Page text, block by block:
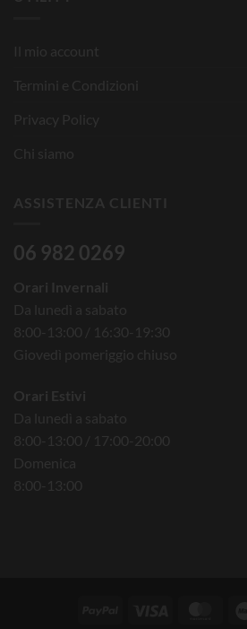
Il mio account
Termini e Condizioni
Privacy Policy
Chi siamo
ASSISTENZA CLIENTI
06 982 0269
Orari Invernali
Da lunedì a sabato
8:00-13:00 / 16:30-19:30
Giovedì pomeriggio chiuso
Orari Estivi
Da lunedì a sabato
8:00-13:00 / 17:00-20:00
Domenica
8:00-13:00